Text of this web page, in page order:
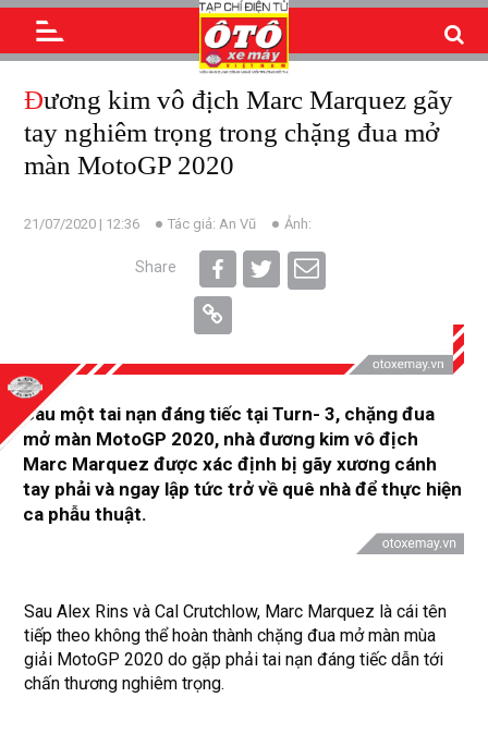
Đương kim vô địch Marc Marquez gãy
tay nghiêm trọng trong chặng đua mở
màn MotoGP 2020
21/07/2020 | 12:36 Tác giả: An Vũ Ảnh:
Share
Sau một tai nạn đáng tiếc tại Turn- 3, chặng đua
mở màn MotoGP 2020, nhà đương kim vô địch
Marc Marquez được xác định bị gãy xương cánh
tay phải và ngay lập tức trở về quê nhà để thực hiện
ca phẫu thuật.
Sau Alex Rins và Cal Crutchlow, Marc Marquez là cái tên
tiếp theo không thể hoàn thành chặng đua mở màn mùa
giải MotoGP 2020 do gặp phải tai nạn đáng tiếc dẫn tới
chấn thương nghiêm trọng.